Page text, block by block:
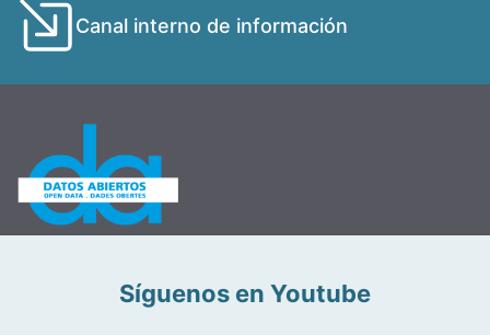
Canal interno de información
Síguenos en Youtube